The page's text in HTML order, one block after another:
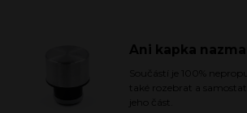
Ani kapka
Součástí je 100%
také rozebrat a
jeho část.